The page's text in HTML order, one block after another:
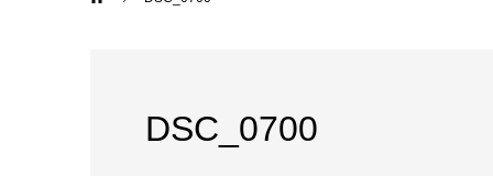
DSC_0700